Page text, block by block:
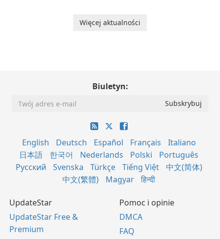
Więcej aktualności
Biuletyn:
English Deutsch Español Français
Italiano
日本語
한국어 Nederlands Polski
Português
Русский
Svenska Türkçe Tiếng Việt
中文(简体)
中文(繁體)
Magyar हिन्दी
UpdateStar
UpdateStar Free &
Premium
Pomoc i opinie
DMCA
FAQ